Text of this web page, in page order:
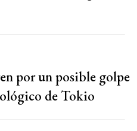
por un posible golpe
de Tokio